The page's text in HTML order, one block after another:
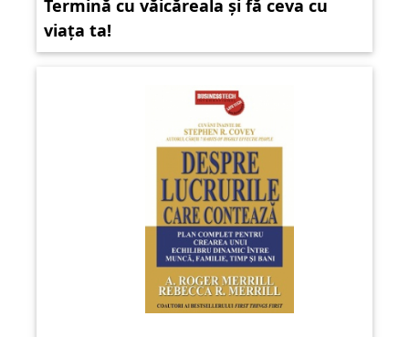
Termină cu văicăreala și fă ceva cu
viața ta!